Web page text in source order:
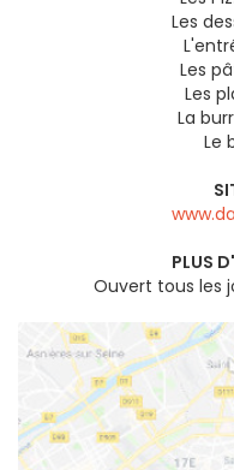
Les
Les
Les
La
Le
PLUS
Ouvert tous les